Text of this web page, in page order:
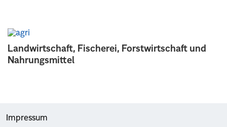
Landwirtschaft, Fischerei, Forstwirtschaft und
Nahrungsmittel
Impressum